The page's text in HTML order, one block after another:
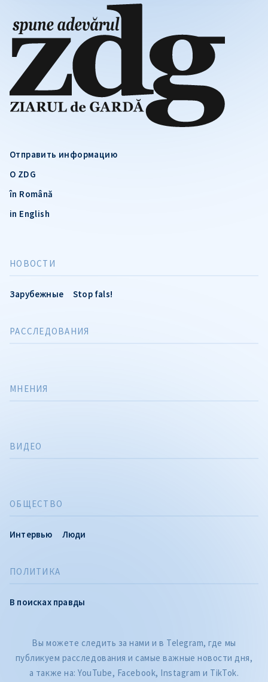
Отправить информацию
О ZDG
în Română
in English
НОВОСТИ
Зарубежные Stop fals!
ПОЛИТИКА
В поисках правды
РАССЛЕДОВАНИЯ
ОБЩЕСТВО
Интервью Люди
МНЕНИЯ
ВИДЕО
Вы можете следить за нами и в Telegram, где мы
публикуем расследования и самые важные новости дня,
а также на: YouTube, Facebook, Instagram и TikTok.